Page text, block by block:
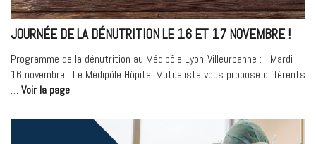
JOURNÉE DE LA DÉNUTRITION LE 16 ET 17 NOVEMBRE !
Programme de la dénutrition au Médipôle Lyon-Villeurbanne : Mardi
16 novembre : Le Médipôle Hôpital Mutualiste vous propose différents
… Voir la page« Journée
la
dénutrition